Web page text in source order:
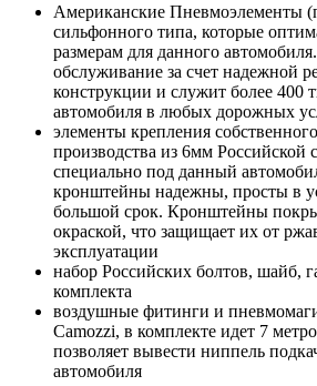
Американские Пневмоэлементы
сильфонного типа, которые
размерам для данного
обслуживание за счет надежной
конструкции и служит более 400
автомобиля в любых дорожных
элементы крепления
производства из 6мм Российской
специально под данный
кронштейны надежны, просты в
большой срок. Кронштейны
окраской, что защищает их от
эксплуатации
набор Российских болтов, шайб,
комплекта
воздушные фитинги и
Camozzi, в комплекте идет 7
позволяет вывести ниппель
автомобиля